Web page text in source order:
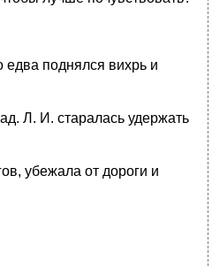
поднялся вихрь и
Л. И. старалась удержать
убежала от дороги и